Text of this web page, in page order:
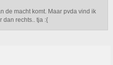
de macht komt. Maar pvda vind ik
dan rechts.. tja :{